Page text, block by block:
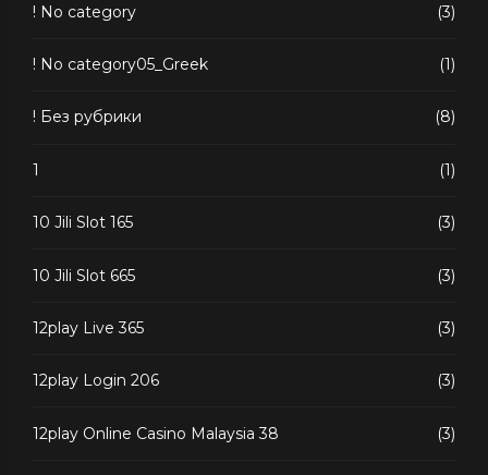
! No category (3)
! No category05_Greek (1)
! Без рубрики (8)
1 (1)
10 Jili Slot 165 (3)
10 Jili Slot 665 (3)
12play Live 365 (3)
12play Login 206 (3)
12play Online Casino Malaysia 38 (3)